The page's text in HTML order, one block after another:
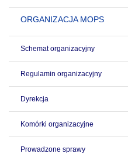
ORGANIZACJA MOPS
Schemat organizacyjny
Regulamin organizacyjny
Dyrekcja
Komórki organizacyjne
Prowadzone sprawy